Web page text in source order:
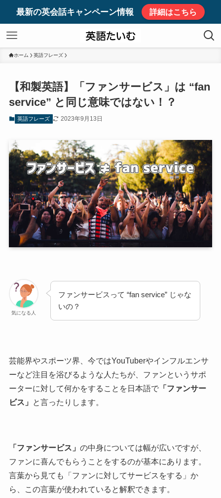
最新の英会話キャンペーン情報 詳細はこちら
ホーム 英語フレーズ
【和製英語】「ファンサービス」は “fan
service” と同じ意味ではない！？
英語フレーズ 2023年9月13日
気になる人
ファンサービスって “fan service” じゃな
いの？
芸能界やスポーツ界、今ではYouTuberやインフルエンサ
ーなど注目を浴びるような人たちが、ファンというサポ
ーターに対して何かをすることを日本語で「 ファンサー
ビス」
と言ったりします。
「 ファンサービス」 の中身については幅が広いですが、
ファンに喜んでもらうことをするのが基本にあります。
言葉から見ても「ファンに対してサービスをする」か
ら、この言葉が使われていると解釈できます。